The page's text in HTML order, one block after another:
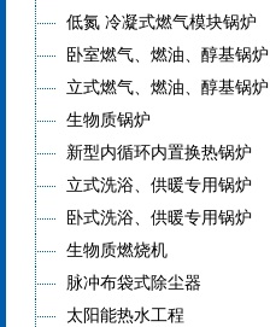
低氮 冷凝式燃气模块锅炉
卧室燃气、燃油、醇基锅炉
立式燃气、燃油、醇基锅炉
生物质锅炉
新型内循环内置换热锅炉
立式洗浴、供暖专用锅炉
卧式洗浴、供暖专用锅炉
生物质燃烧机
脉冲布袋式除尘器
太阳能热水工程